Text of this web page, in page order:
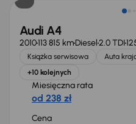
Audi A4
2010113 815 kmDiesel2.0 TDI
Książka serwisowa Auta
+10 kolejnych
Miesięczna rata
od 238 zł
Cena